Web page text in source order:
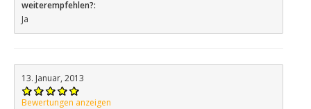
weiterempfehlen?:
Ja
13. Januar, 2013
Bewertungen anzeigen